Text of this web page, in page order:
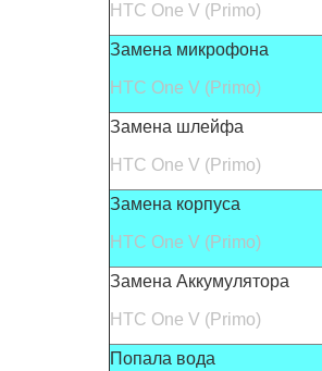
HTC One V (Primo)
Замена микрофона
HTC One V (Primo)
Замена шлейфа
HTC One V (Primo)
Замена корпуса
HTC One V (Primo)
Замена Аккумулятора
HTC One V (Primo)
Попала вода